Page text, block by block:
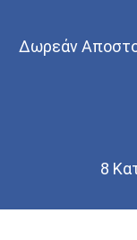
Δωρεάν
8